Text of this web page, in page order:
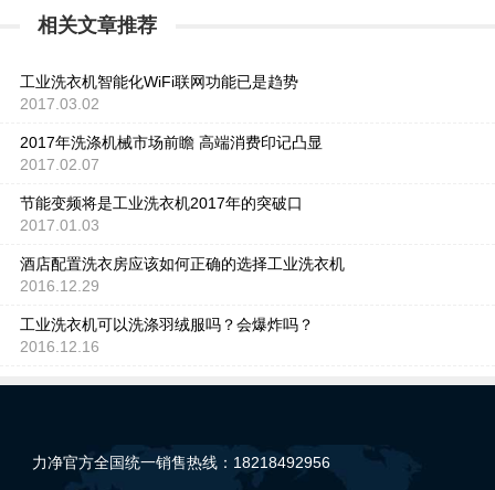
相关文章推荐
工业洗衣机智能化WiFi联网功能已是趋势
2017.03.02
2017年洗涤机械市场前瞻 高端消费印记凸显
2017.02.07
节能变频将是工业洗衣机2017年的突破口
2017.01.03
酒店配置洗衣房应该如何正确的选择工业洗衣机
2016.12.29
工业洗衣机可以洗涤羽绒服吗？会爆炸吗？
2016.12.16
力净官方全国统一销售热线：18218492956